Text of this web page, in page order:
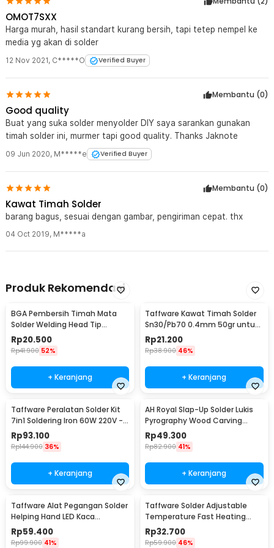
OMOT7SXX
Harga murah, hasil standart kurang bersih, tapi tetep nempel ke
media yg akan di solder
12 Nov 2021, C*****O Verified Buyer
Membantu (0)
Good quality
Buat yang suka solder menyolder DIY saya sarankan gunakan
timah solder ini, murmer tapi good quality. Thanks Jaknote
09 Jun 2020, M*****e Verified Buyer
Membantu (0)
Kawat Timah Solder
barang bagus, sesuai dengan gambar, pengiriman cepat. thx
04 Oct 2019, M*****a
Produk Rekomendasi
BGA Pembersih Timah Mata
Solder Welding Head Tip
Cleaning
Rp20.500
Rp41.900 52%
+ Keranjang
Taffware Kawat Timah Solder
Sn30/Pb70 0.4mm 50gr untuk
PCB Elektronik 0.4mm
Rp21.200
Rp38.900 46%
+ Keranjang
Taffware Peralatan Solder Kit
7in1 Soldering Iron 60W 220V -
CS-31 E
Rp93.100
Rp144.900 36%
+ Keranjang
AH Royal Slap-Up Solder Lukis
Pyrography Wood Carving
Soldering Iron - PAC904
Rp49.300
Rp82.900 41%
+ Keranjang
Taffware Alat Pegangan Solder
Helping Hand LED Kaca
Pembesar 3.5X - TE-801
Rp59.400
Rp99.900 41%
Taffware Solder Adjustable
Temperature Fast Heating
60W with 5 Tips - CS-31 A
Rp32.700
Rp59.900 46%